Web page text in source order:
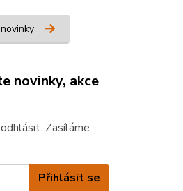
novinky, akce
Zasíláme
Přihlásit se